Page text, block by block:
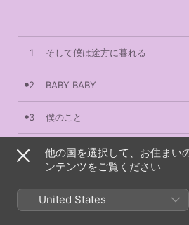
1 そして僕は途方に暮れる
2 BABY BABY
3 僕のこと
4 虹
6 水色
他の国を選択して、お住まい
ンテンツをご覧ください
United States